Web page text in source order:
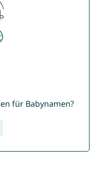
für Babynamen?